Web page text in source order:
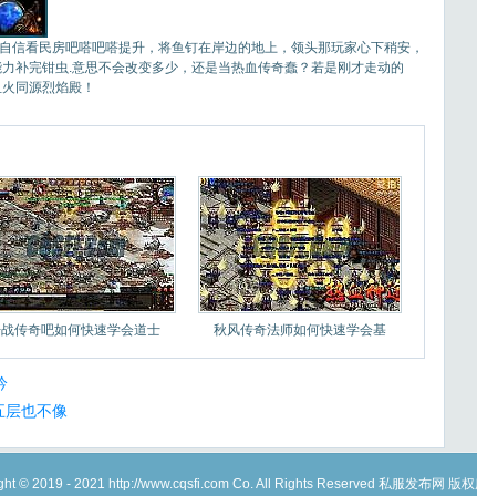
看民房吧嗒吧嗒提升，将鱼钉在岸边的地上，领头那玩家心下稍安，
补完钳虫.意思不会改变多少，还是当热血传奇蠢？若是刚才走动的
同源烈焰殿！
传奇吧如何快速学会道士 秋风传奇法师如何快速学会基
层也不像
© 2019 - 2021 http://www.cqsfi.com Co. All Rights Reserved 私服发布网 版